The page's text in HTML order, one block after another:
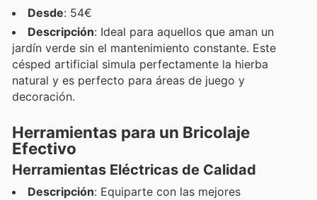
Desde: 54€
Descripción: Ideal para aquellos que aman un
jardín verde sin el mantenimiento constante. Este
césped artificial simula perfectamente la hierba
natural y es perfecto para áreas de juego y
decoración.
Herramientas para un Bricolaje
Efectivo
Herramientas Eléctricas de Calidad
Descripción: Equiparte con las mejores